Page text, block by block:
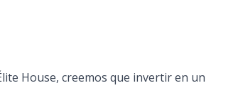
House, creemos que invertir en un